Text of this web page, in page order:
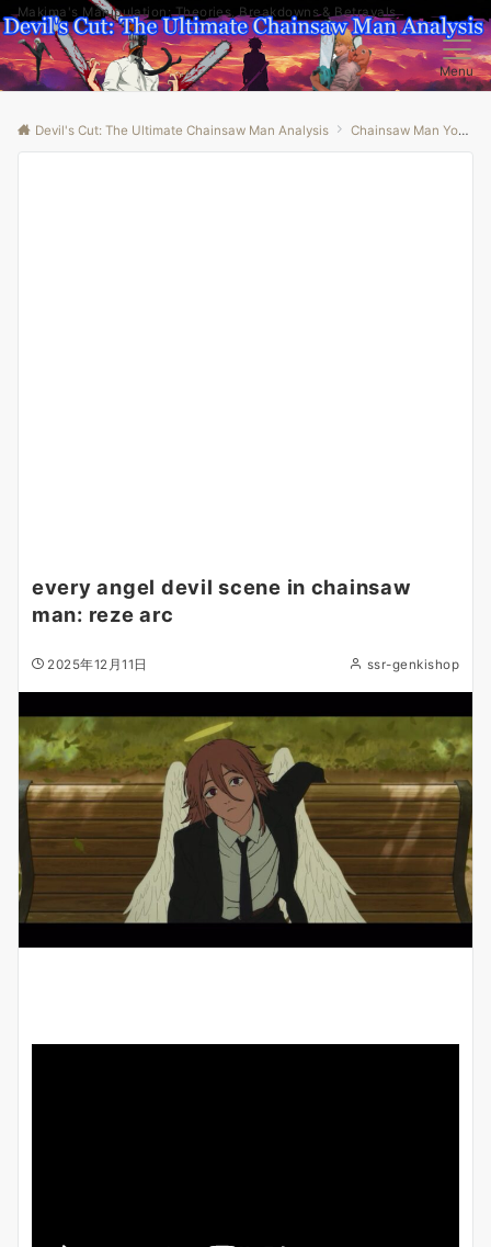
Makima's Manipulation: Theories, Breakdowns & Betrayals
Menu
Devil's Cut: The Ultimate Chainsaw Man Analysis Chainsaw Man Youtube
every angel devil scene in chainsaw
man: reze arc
2025年12月11日 ssr-genkishop